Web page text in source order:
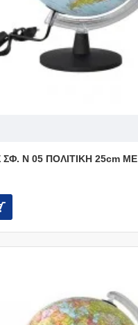
ΣΦ. Ν 05 ΠΟΛΙΤΙΚΗ 25cm